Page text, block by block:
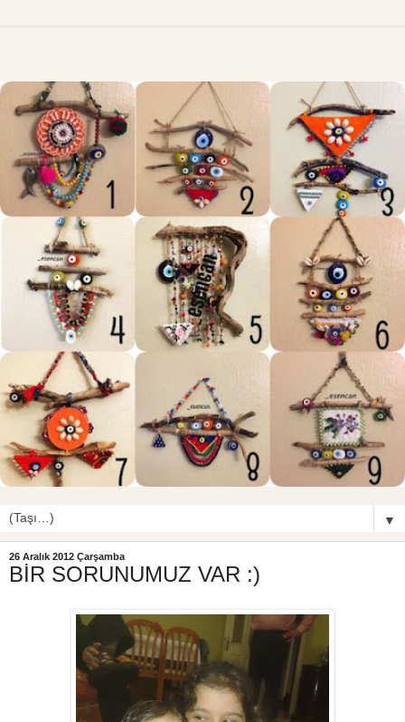
▼
26 Aralık 2012 Çarşamba
BİR SORUNUMUZ VAR :)